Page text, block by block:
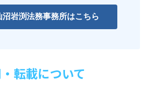
沼岩渕法務事務所はこちら
転載について